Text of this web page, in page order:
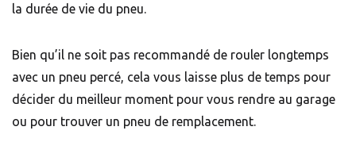
la durée de vie du pneu.
Bien qu’il ne soit pas recommandé de rouler longtemps
avec un pneu percé, cela vous laisse plus de temps pour
décider du meilleur moment pour vous rendre au garage
ou pour trouver un pneu de remplacement.